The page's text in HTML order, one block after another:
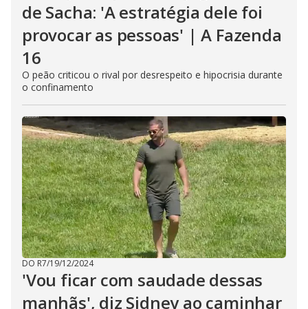
de Sacha: 'A estratégia dele foi
provocar as pessoas' | A Fazenda
16
O peão criticou o rival por desrespeito e hipocrisia durante
o confinamento
DO R7/19/12/2024
'Vou ficar com saudade dessas
manhãs', diz Sidney ao caminhar